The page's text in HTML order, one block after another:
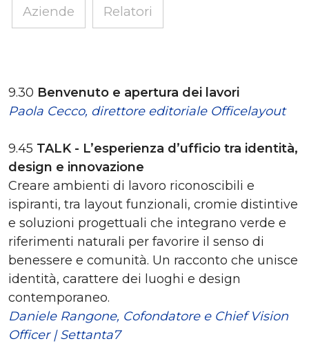
Aziende Relatori
9.30 Benvenuto e apertura dei lavori
Paola Cecco, direttore editoriale Officelayout
9.45 TALK - L’esperienza d’ufficio tra identità,
design e innovazione
Creare ambienti di lavoro riconoscibili e
ispiranti, tra layout funzionali, cromie distintive
e soluzioni progettuali che integrano verde e
riferimenti naturali per favorire il senso di
benessere e comunità. Un racconto che unisce
identità, carattere dei luoghi e design
contemporaneo.
Daniele Rangone, Cofondatore e Chief Vision
Officer | Settanta7